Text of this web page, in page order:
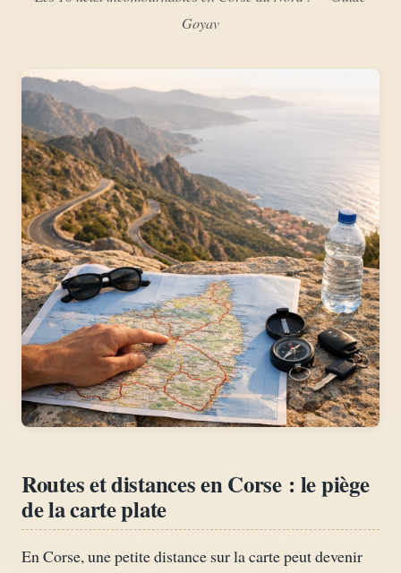
Goyav
Routes et distances en Corse : le piège
de la carte plate
En Corse, une petite distance sur la carte peut devenir